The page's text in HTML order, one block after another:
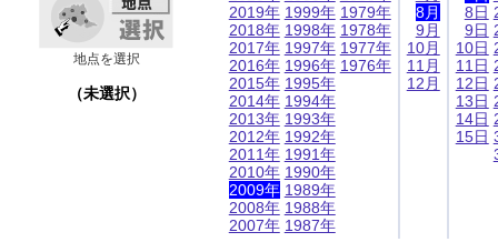
地点を選択
（未選択）
2019年
2018年
2017年
2016年
2015年
2014年
2013年
2012年
2011年
2010年
2009年
2008年
2007年
1999年
1998年
1997年
1996年
1995年
1994年
1993年
1992年
1991年
1990年
1989年
1988年
1987年
1979年
1978年
1977年
1976年
8月
9月
10月
11月
12月
8日
9日
10日
11日
12日
13日
14日
15日